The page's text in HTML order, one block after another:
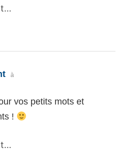
dit :
à
vos petits mots et
!